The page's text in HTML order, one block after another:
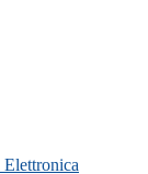
Elettronica